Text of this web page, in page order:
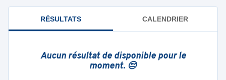
RÉSULTATS CALENDRIER
Aucun résultat de disponible pour le
moment. 😔